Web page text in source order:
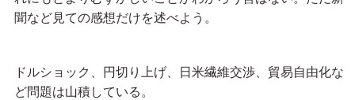
聞など見ての感想だけを述べよう。
ドルショック、円切り上げ、日米繊維交渉、貿易自由化な
ど問題は山積している。